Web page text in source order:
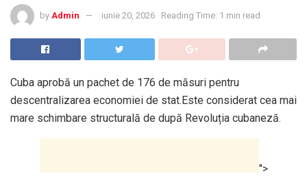
by Admin iunie 20, 2026 Reading Time: 1 min read
Cuba aprobă un pachet de 176 de măsuri pentru
descentralizarea economiei de stat.Este considerat cea mai
mare schimbare structurală de după Revoluția cubaneză.
">